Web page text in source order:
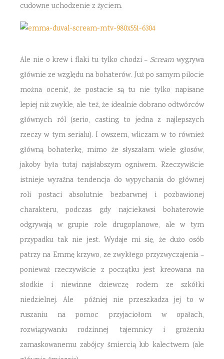
cudowne uchodzenie z życiem.
Ale nie o krew i flaki tu tylko chodzi – Scream wygrywa
głównie ze względu na bohaterów. Już po samym pilocie
można ocenić, że postacie są tu nie tylko napisane
lepiej niż zwykle, ale też, że idealnie dobrano odtwórców
głównych ról (serio, casting to jedna z najlepszych
rzeczy w tym serialu). I owszem, wliczam w to również
główną bohaterkę, mimo że słyszałam wiele głosów,
jakoby była tutaj najsłabszym ogniwem. Rzeczywiście
istnieje wyraźna tendencja do wypychania do głównej
roli postaci absolutnie bezbarwnej i pozbawionej
charakteru, podczas gdy najciekawsi bohaterowie
odgrywają w grupie role drugoplanowe, ale w tym
przypadku tak nie jest. Wydaje mi się, że dużo osób
patrzy na Emmę krzywo, ze zwykłego przyzwyczajenia –
ponieważ rzeczywiście z początku jest kreowana na
słodkie i niewinne dziewczę rodem ze szkółki
niedzielnej. Ale później nie przeszkadza jej to w
ruszaniu na pomoc przyjaciołom w opałach,
rozwiązywaniu rodzinnej tajemnicy i grożeniu
zamaskowanemu zabójcy śmiercią lub kalectwem (ale